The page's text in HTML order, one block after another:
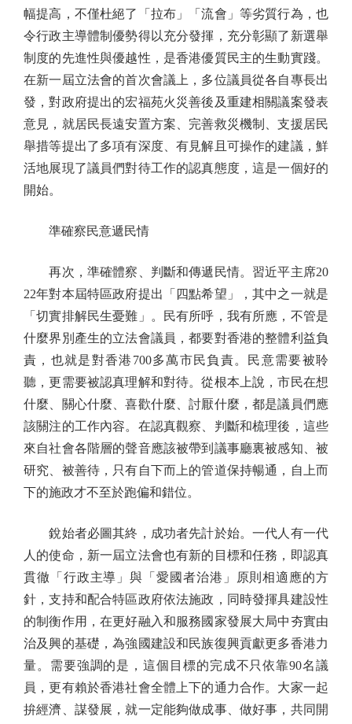
幅提高，不僅杜絕了「拉布」「流會」等劣質行為，也
令行政主導體制優勢得以充分發揮，充分彰顯了新選舉
制度的先進性與優越性，是香港優質民主的生動實踐。
在新一屆立法會的首次會議上，多位議員從各自專長出
發，對政府提出的宏福苑火災善後及重建相關議案發表
意見，就居民長遠安置方案、完善救災機制、支援居民
舉措等提出了多項有深度、有見解且可操作的建議，鮮
活地展現了議員們對待工作的認真態度，這是一個好的
開始。
準確察民意遞民情
再次，準確體察、判斷和傳遞民情。習近平主席20
22年對本屆特區政府提出「四點希望」，其中之一就是
「切實排解民生憂難」。民有所呼，我有所應，不管是
什麼界別產生的立法會議員，都要對香港的整體利益負
責，也就是對香港700多萬市民負責。民意需要被聆
聽，更需要被認真理解和對待。從根本上說，市民在想
什麼、關心什麼、喜歡什麼、討厭什麼，都是議員們應
該關注的工作內容。在認真觀察、判斷和梳理後，這些
來自社會各階層的聲音應該被帶到議事廳裏被感知、被
研究、被善待，只有自下而上的管道保持暢通，自上而
下的施政才不至於跑偏和錯位。
銳始者必圖其終，成功者先計於始。一代人有一代
人的使命，新一屆立法會也有新的目標和任務，即認真
貫徹「行政主導」與「愛國者治港」原則相適應的方
針，支持和配合特區政府依法施政，同時發揮具建設性
的制衡作用，在更好融入和服務國家發展大局中夯實由
治及興的基礎，為強國建設和民族復興貢獻更多香港力
量。需要強調的是，這個目標的完成不只依靠90名議
員，更有賴於香港社會全體上下的通力合作。大家一起
拚經濟、謀發展，就一定能夠做成事、做好事，共同開